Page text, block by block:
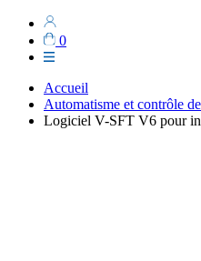
0
Accueil
Automatisme et contrôle
Logiciel V-SFT V6 pour